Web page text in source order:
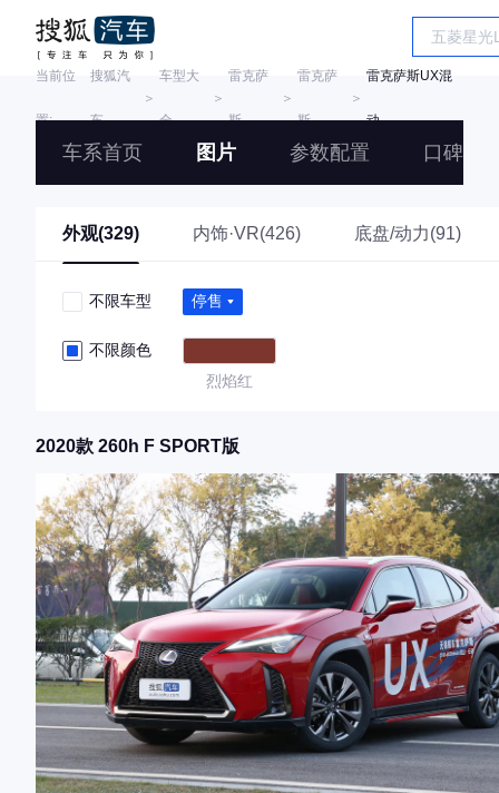
当前位
置:
搜狐汽
车
＞
车型大
全
＞
雷克萨
斯
＞
雷克萨
斯
＞
雷克萨斯UX混
动
车系首页 图片 参数配置 口碑
外观(329) 内饰·VR(426) 底盘/动力(91)
不限车型 停售
不限颜色
烈焰红
2020款 260h F SPORT版